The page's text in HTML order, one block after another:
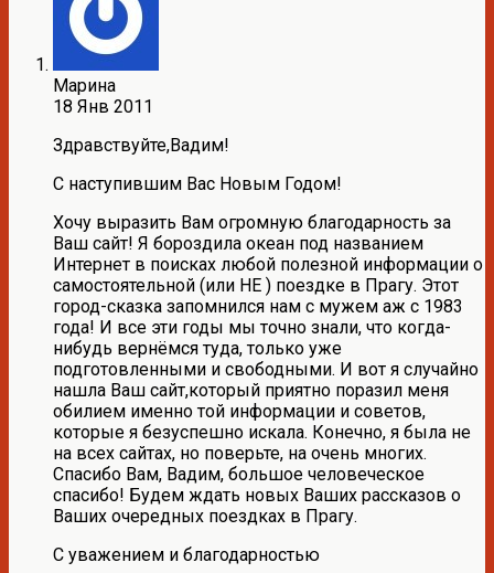
Марина
18 Янв 2011
Здравствуйте,Вадим!
С наступившим Вас Новым Годом!
Хочу выразить Вам огромную благодарность за
Ваш сайт! Я бороздила океан под названием
Интернет в поисках любой полезной информации о
самостоятельной (или НЕ ) поездке в Прагу. Этот
город-сказка запомнился нам с мужем аж с 1983
года! И все эти годы мы точно знали, что когда-
нибудь вернёмся туда, только уже
подготовленными и свободными. И вот я случайно
нашла Ваш сайт,который приятно поразил меня
обилием именно той информации и советов,
которые я безуспешно искала. Конечно, я была не
на всех сайтах, но поверьте, на очень многих.
Спасибо Вам, Вадим, большое человеческое
спасибо! Будем ждать новых Ваших рассказов о
Ваших очередных поездках в Прагу.
С уважением и благодарностью